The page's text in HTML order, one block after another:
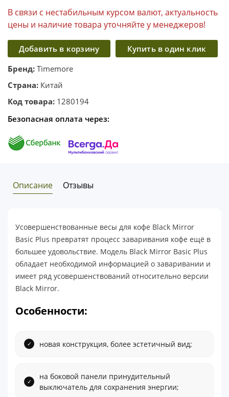
В связи с нестабильным курсом валют, актуальность
цены и наличие товара уточняйте у менеджеров!
Добавить в корзину
Купить в один клик
Бренд: Timemore
Страна: Китай
Код товара: 1280194
Безопасная оплата через:
Описание Отзывы
Усовершенствованные весы для кофе Black Mirror
Basic Plus превратят процесс заваривания кофе ещё в
большее удовольствие. Модель Black Mirror Basic Plus
обладает необходимой информацией о заваривании и
имеет ряд усовершенствований относительно версии
Black Mirror.
Особенности:
новая конструкция, более эстетичный вид;
на боковой панели принудительный
выключатель для сохранения энергии;